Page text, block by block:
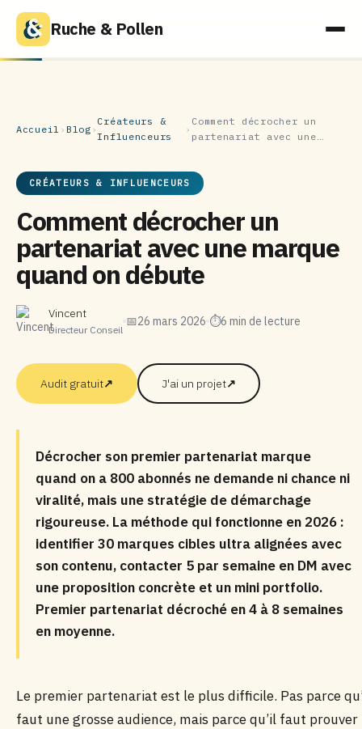
Ruche & Pollen
Accueil › Blog ›
Créateurs &
Influenceurs
›
Comment décrocher un
partenariat avec une…
CRÉATEURS & INFLUENCEURS
Comment décrocher un
partenariat avec une marque
quand on débute
Vincent
Directeur Conseil
📅26 mars 2026 ⏱6 min de lecture
Audit gratuit↗ J'ai un projet↗
Décrocher son premier partenariat marque
quand on a 800 abonnés ne demande ni chance ni
viralité, mais une stratégie de démarchage
rigoureuse. La méthode qui fonctionne en 2026 :
identifier 30 marques cibles ultra alignées avec
son contenu, contacter 5 par semaine en DM avec
une proposition concrète et un mini portfolio.
Premier partenariat décroché en 4 à 8 semaines
en moyenne.
Le premier partenariat est le plus difficile. Pas parce
faut une grosse audience, mais parce qu’il faut prouver